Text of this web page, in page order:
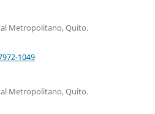
Metropolitano, Quito.
1049
Metropolitano, Quito.